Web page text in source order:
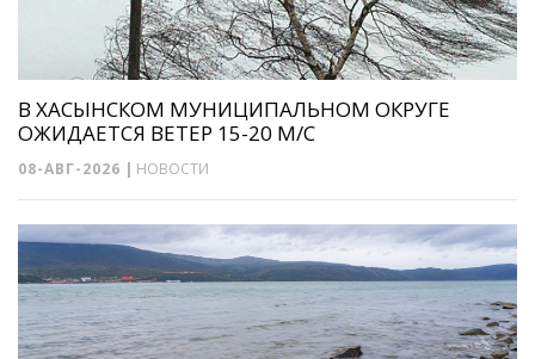
В ХАСЫНСКОМ МУНИЦИПАЛЬНОМ ОКРУГЕ
ОЖИДАЕТСЯ ВЕТЕР 15-20 М/С
08-АВГ-2026 | НОВОСТИ